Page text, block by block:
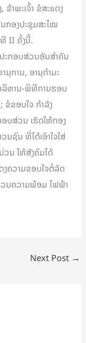
າພະເຈົ້າ ຂໍສະແດງ
ກອງປະຊຸມສະໄໝ
II ຄັ້ງນີ້.
ະກອບສ່ວນອັນສໍາຄັນ
ນຸການ, ອານຸກໍາມະ
ລິຫານ-ພິທີການຮອບ
ຂອບໃຈ ກໍາລັງ
ບສ່ວນ ເຮັດໃຫ້ກອງ
ຊົນ ທີ່ໄດ້ເອົາໃຈໃສ່
ວນ ໃຫ້ສັງຄົມໄດ້
ງຄວາມຂອບໃຈຕໍ່ລັດ
ນຄວາມພ້ອມ ໄຟຟ້າ
Next Post →